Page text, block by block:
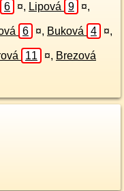
6 ¤, Lipová 9 ¤,
6 ¤, Buková 4 ¤,
11 ¤, Brezová